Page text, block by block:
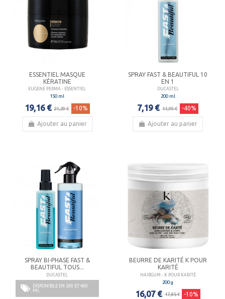
ESSENTIEL MASQUE
KÉRATINE
EUGENE PERMA - ESSENTIEL
150 ml
19,16 € 21,29 € -10%
Ajouter au panier
SPRAY FAST & BEAUTIFUL 10
EN 1
DUCASTEL
200 ml
7,19 € 11,99 € -40%
Ajouter au panier
SPRAY BI-PHASE FAST &
BEAUTIFUL TOUS...
DUCASTEL
DISPONIBLE EN 200 ET 400
ML
BEURRE DE KARITÉ K POUR
KARITÉ
HAIRGUM - K POUR KARITÉ
200 g
16,07 € 17,85 € -10%